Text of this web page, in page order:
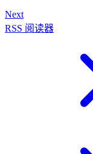
Next
RSS 阅读器